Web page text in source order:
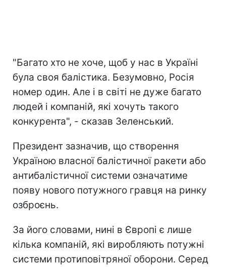
"Багато хто не хоче, щоб у нас в Україні
була своя балістика. Безумовно, Росія
номер один. Але і в світі не дуже багато
людей і компаній, які хочуть такого
конкурента", - сказав Зеленський.
Президент зазначив, що створення
Україною власної балістичної ракети або
антибалістичної системи означатиме
появу нового потужного гравця на ринку
озброєнь.
За його словами, нині в Європі є лише
кілька компаній, які виробляють потужні
системи протиповітряної оборони. Серед